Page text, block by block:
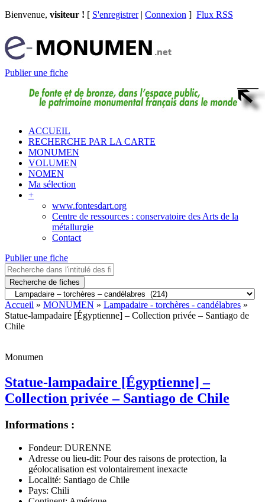
Bienvenue, visiteur ! [ S'enregistrer| Connexion ] Flux RSS
Publier une fiche
ACCUEIL
RECHERCHE PAR LA CARTE
MONUMEN
VOLUMEN
NOMEN
Ma sélection
+
www.fontesdart.org
Centre de ressources : conservatoire des Arts de la
métallurgie
Contact
Publier une fiche
Recherche de fiches
Accueil » MONUMEN » Lampadaire - torchères - candélabres »
Statue-lampadaire [Égyptienne] – Collection privée – Santiago de
Chile
Monumen
Statue-lampadaire [Égyptienne] –
Collection privée – Santiago de Chile
Informations :
Fondeur: DURENNE
Adresse ou lieu-dit: Pour des raisons de protection, la
géolocalisation est volontairement inexacte
Localité: Santiago de Chile
Pays: Chili